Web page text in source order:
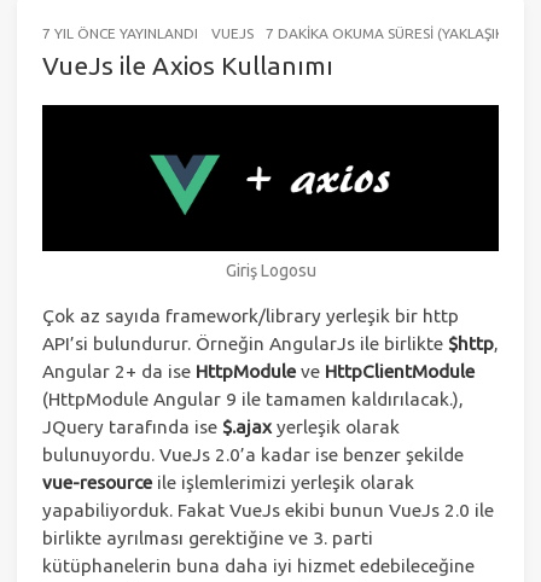
7 YIL ÖNCE YAYINLANDI VUEJS 7 DAKIKA OKUMA SÜRESI (YAKLAŞIK
VueJs ile Axios Kullanımı
Giriş Logosu
Çok az sayıda framework/library yerleşik bir http
API’si bulundurur. Örneğin AngularJs ile birlikte $http,
Angular 2+ da ise HttpModule ve HttpClientModule
(HttpModule Angular 9 ile tamamen kaldırılacak.),
JQuery tarafında ise $.ajax yerleşik olarak
bulunuyordu. VueJs 2.0’a kadar ise benzer şekilde
vue-resource ile işlemlerimizi yerleşik olarak
yapabiliyorduk. Fakat VueJs ekibi bunun VueJs 2.0 ile
birlikte ayrılması gerektiğine ve 3. parti
kütüphanelerin buna daha iyi hizmet edebileceğine